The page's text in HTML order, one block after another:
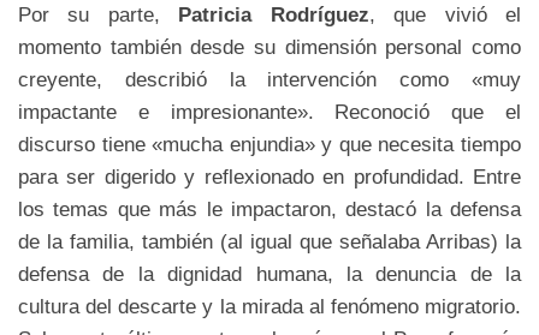
Por su parte, Patricia Rodríguez, que vivió el
momento también desde su dimensión personal como
creyente, describió la intervención como «muy
impactante e impresionante». Reconoció que el
discurso tiene «mucha enjundia» y que necesita tiempo
para ser digerido y reflexionado en profundidad. Entre
los temas que más le impactaron, destacó la defensa
de la familia, también (al igual que señalaba Arribas) la
defensa de la dignidad humana, la denuncia de la
cultura del descarte y la mirada al fenómeno migratorio.